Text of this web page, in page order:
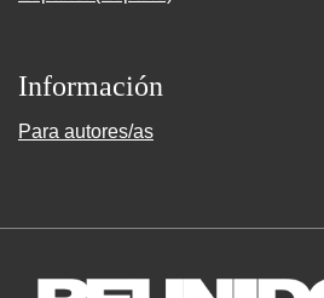
Información
Para autores/as